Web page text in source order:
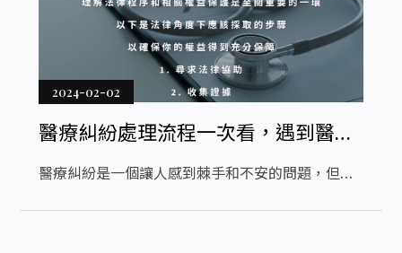
2024-02-02
醫療糾紛處理流程一次看，遇到醫療
疏失別讓自己的權益睡著了！
醫療糾紛是一個讓人感到棘手和不安的問題，但了